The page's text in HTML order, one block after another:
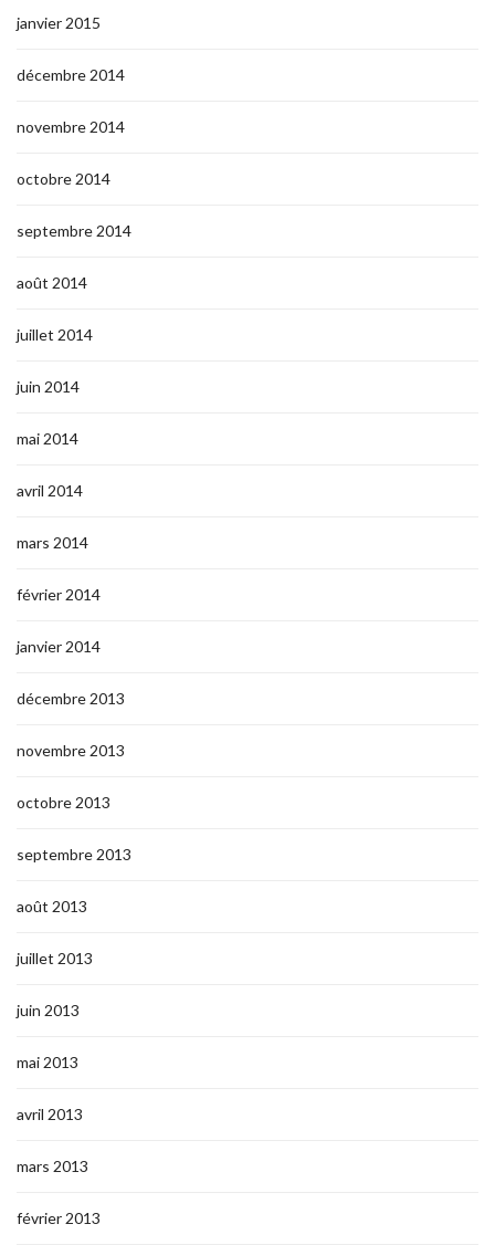
janvier 2015
décembre 2014
novembre 2014
octobre 2014
septembre 2014
août 2014
juillet 2014
juin 2014
mai 2014
avril 2014
mars 2014
février 2014
janvier 2014
décembre 2013
novembre 2013
octobre 2013
septembre 2013
août 2013
juillet 2013
juin 2013
mai 2013
avril 2013
mars 2013
février 2013